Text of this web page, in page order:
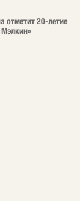
отметит 20-летие
Мэлкин»